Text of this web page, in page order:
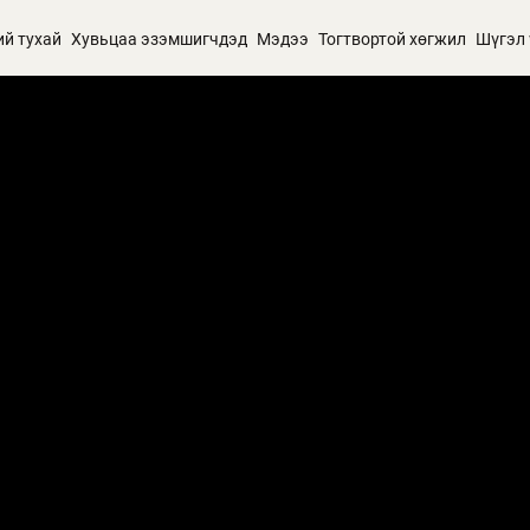
тухай Хувьцаа эзэмшигчдэд Мэдээ Тогтвортой хөгжил Шүгэл